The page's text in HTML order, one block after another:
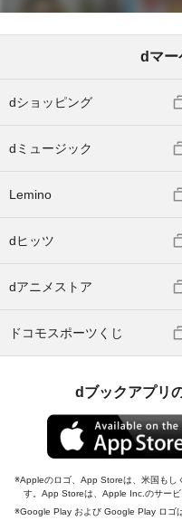
dマー
dショッピング
dミュージック
Lemino
dヒッツ
dアニメストア
ドコモスポーツくじ
dブックアプリ
Appleのロゴ、App Storeは、米国もし
す。App Storeは、Apple Inc.のサービ
Google Play および Google Play ロゴ